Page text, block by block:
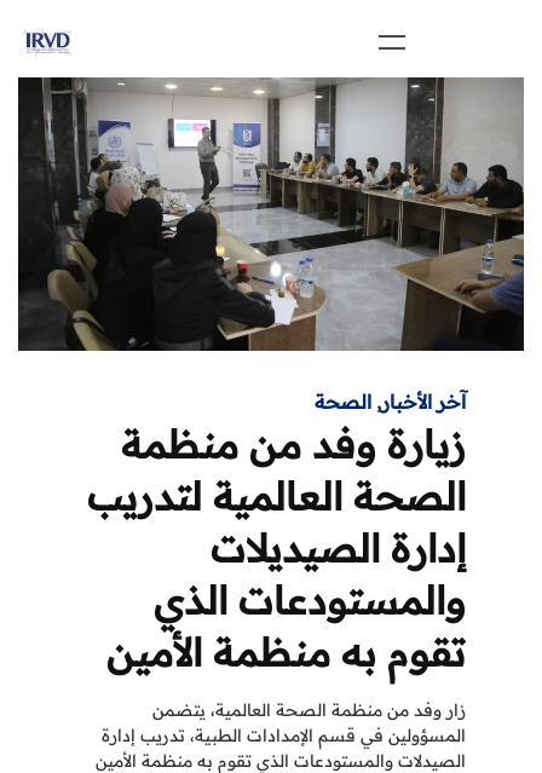
آخر الأخبار, الصحة
زيارة وفد من منظمة
الصحة العالمية لتدريب
إدارة الصيديلات
والمستودعات الذي
تقوم به منظمة الأمين
زار وفد من منظمة الصحة العالمية، يتضمن
المسؤولين في قسم الإمدادات الطبية، تدريب إدارة
الصيدلات والمستودعات الذي تقوم به منظمة الأمين